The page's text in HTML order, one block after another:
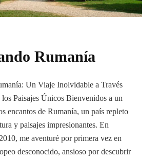
Rumanía
Un Viaje Inolvidable a Través
Paisajes Únicos Bienvenidos a un
encantos de Rumanía, un país repleto
y paisajes impresionantes. En
me aventuré por primera vez en
desconocido, ansioso por descubrir